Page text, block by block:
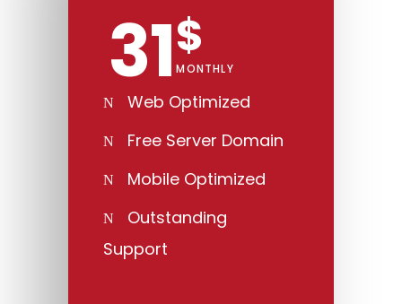
31$
MONTHLY
Web Optimized
Free Server Domain
Mobile Optimized
Outstanding
Support